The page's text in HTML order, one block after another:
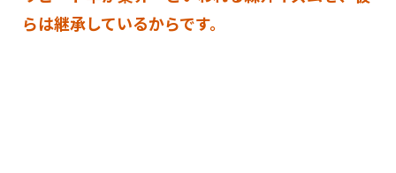
らは継承しているからです。